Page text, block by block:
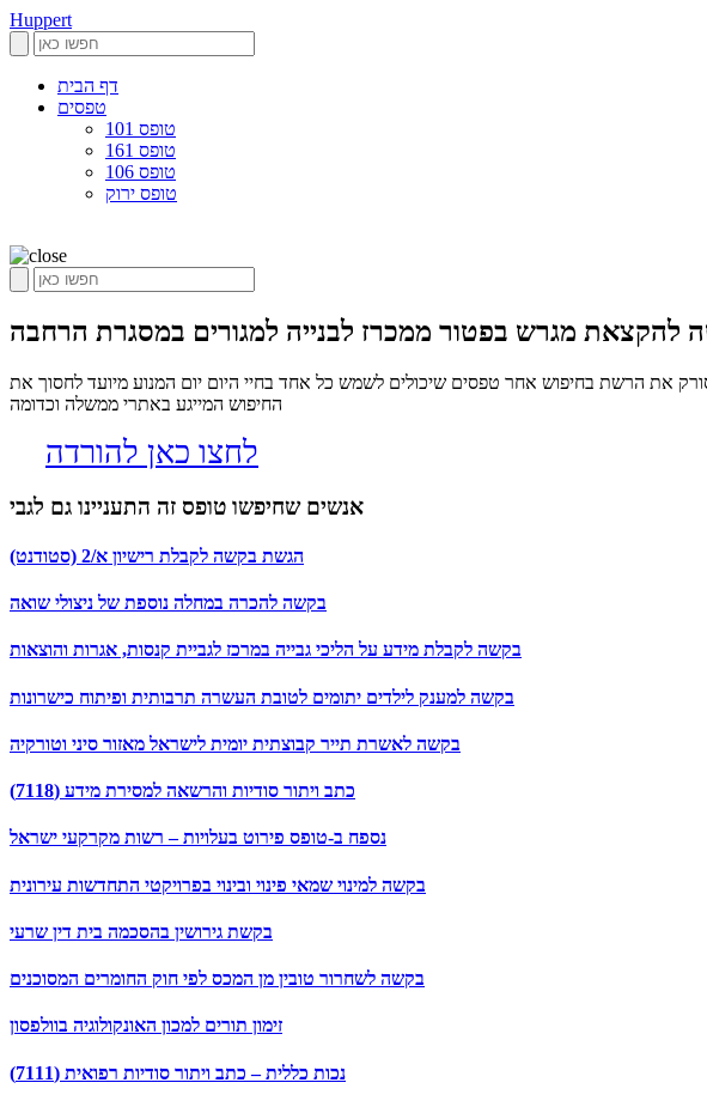
Huppert
דף הבית
טפסים
טופס 101
טופס 161
טופס 106
טופס ירוק
להקצאת מגרש בפטור ממכרז לבנייה למגורים במסגרת הרחבה
את הרשת בחיפוש אחר טפסים שיכולים לשמש כל אחד בחיי היום יום המנוע מיועד לחסוך את
החיפוש המייגע באתרי ממשלה וכדומה
לחצו כאן להורדה
אנשים שחיפשו טופס זה התעניינו גם לגבי
הגשת בקשה לקבלת רישיון א/2 (סטודנט)
בקשה להכרה במחלה נוספת של ניצולי שואה
בקשה לקבלת מידע על הליכי גבייה במרכז לגביית קנסות, אגרות והוצאות
בקשה למענק לילדים יתומים לטובת העשרה תרבותית ופיתוח כישרונות
בקשה לאשרת תייר קבוצתית יומית לישראל מאזור סיני וטורקיה
כתב ויתור סודיות והרשאה למסירת מידע (7118)
נספח ב-טופס פירוט בעלויות – רשות מקרקעי ישראל
בקשה למינוי שמאי פינוי ובינוי בפרויקטי התחדשות עירונית
בקשת גירושין בהסכמה בית דין שרעי
בקשה לשחרור טובין מן המכס לפי חוק החומרים המסוכנים
זימון תורים למכון האונקולוגיה בוולפסון
נכות כללית – כתב ויתור סודיות רפואית (7111)